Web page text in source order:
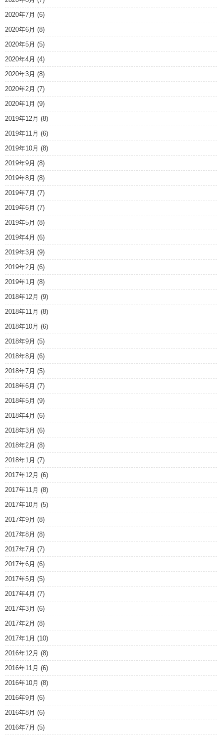
2020年7月 (6)
2020年6月 (8)
2020年5月 (5)
2020年4月 (4)
2020年3月 (8)
2020年2月 (7)
2020年1月 (9)
2019年12月 (8)
2019年11月 (6)
2019年10月 (8)
2019年9月 (8)
2019年8月 (8)
2019年7月 (7)
2019年6月 (7)
2019年5月 (8)
2019年4月 (6)
2019年3月 (9)
2019年2月 (6)
2019年1月 (8)
2018年12月 (9)
2018年11月 (8)
2018年10月 (6)
2018年9月 (5)
2018年8月 (6)
2018年7月 (5)
2018年6月 (7)
2018年5月 (9)
2018年4月 (6)
2018年3月 (6)
2018年2月 (8)
2018年1月 (7)
2017年12月 (6)
2017年11月 (8)
2017年10月 (5)
2017年9月 (8)
2017年8月 (8)
2017年7月 (7)
2017年6月 (6)
2017年5月 (5)
2017年4月 (7)
2017年3月 (6)
2017年2月 (8)
2017年1月 (10)
2016年12月 (8)
2016年11月 (6)
2016年10月 (8)
2016年9月 (6)
2016年8月 (6)
2016年7月 (5)